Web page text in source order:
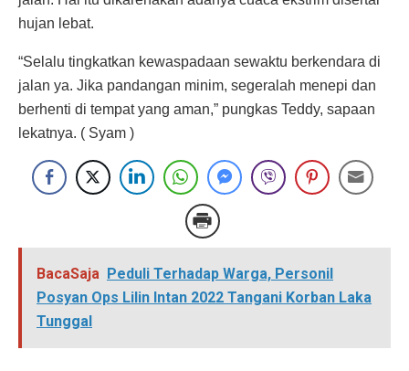
hujan lebat.
“Selalu tingkatkan kewaspadaan sewaktu berkendara di
jalan ya. Jika pandangan minim, segeralah menepi dan
berhenti di tempat yang aman,” pungkas Teddy, sapaan
lekatnya. ( Syam )
BacaSaja Peduli Terhadap Warga, Personil
Posyan Ops Lilin Intan 2022 Tangani Korban Laka
Tunggal